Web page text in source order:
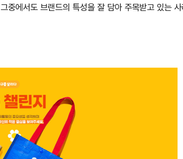
중에서도 브랜드의 특성을 잘 담아 주목받고 있는